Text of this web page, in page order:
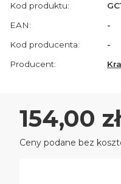
Kod produktu:
EAN:
-
Kod producenta:
-
Producent:
Cena
154,00 zł
Ceny podane bez